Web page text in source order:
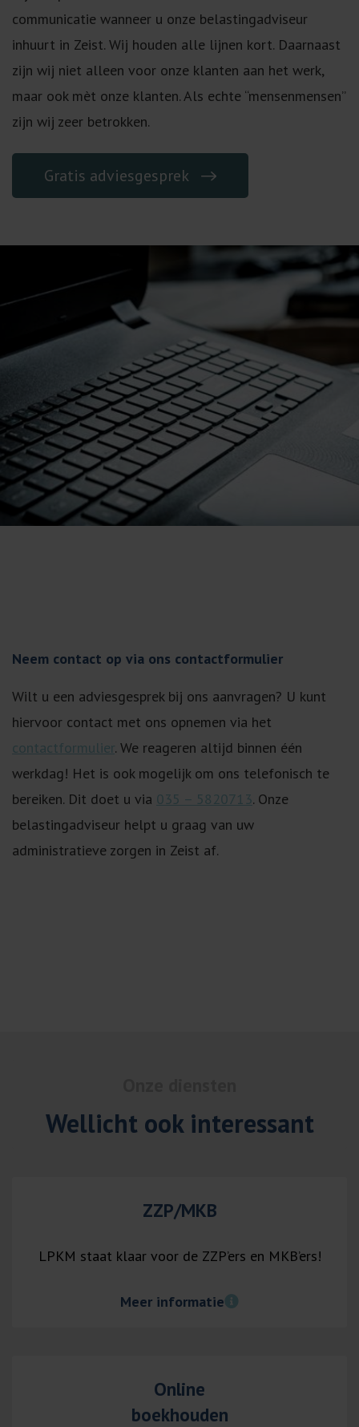
communicatie wanneer u onze belastingadviseur
inhuurt in Zeist. Wij houden alle lijnen kort. Daarnaast
zijn wij niet alleen voor onze klanten aan het werk,
maar ook mèt onze klanten. Als echte “mensenmensen”
zijn wij zeer betrokken.
Gratis adviesgesprek
Neem contact op via ons contactformulier
Wilt u een adviesgesprek bij ons aanvragen? U kunt
hiervoor contact met ons opnemen via het
contactformulier. We reageren altijd binnen één
werkdag! Het is ook mogelijk om ons telefonisch te
bereiken. Dit doet u via 035 – 5820713. Onze
belastingadviseur helpt u graag van uw
administratieve zorgen in Zeist af.
Wellicht ook interessant
ZZP/MKB
LPKM staat klaar voor de ZZP’ers en MKB’ers!
Meer informatie
Online
boekhouden